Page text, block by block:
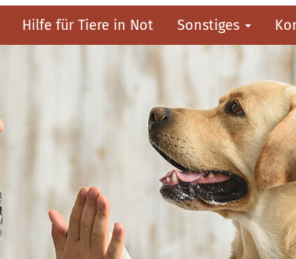
Hilfe für Tiere in Not Sonstiges